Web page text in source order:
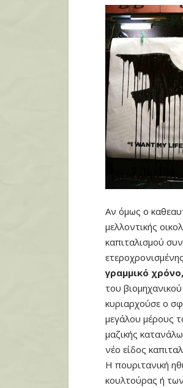
Αν όμως ο
μελλοντικής
καπιταλισμού
γραμμικό
του
κυριαρχούσε ο
μεγάλου μέρους
μαζικής
νέο είδος
Η πουριτανική
κουλτούρας ή